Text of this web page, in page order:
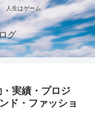
人生はゲーム
グ
実績・プロジ
ド・ファッショ